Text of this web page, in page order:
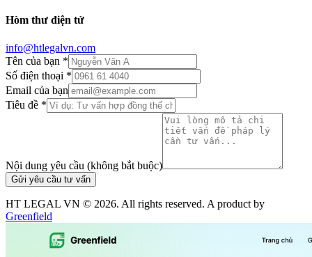
Hòm thư điện tử
info@htlegalvn.com
Tên của bạn *
Số điện thoại *
Email của bạn
Tiêu đề *
Nội dung yêu cầu (không bắt buộc)
Gửi yêu cầu tư vấn
HT LEGAL VN © 2026. All rights reserved. A product by
Greenfield